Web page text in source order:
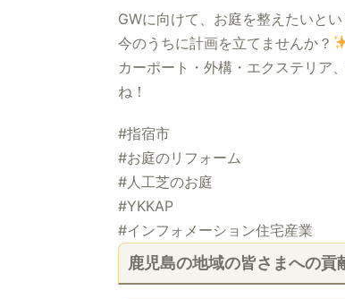
GWに向けて、お庭を整えたいと
今のうちに計画を立てませんか？
カーポート・外構・エクステリア
ね！
#指宿市
#お庭のリフォーム
#人工芝のお庭
#YKKAP
#インフォメーション住宅産業
鹿児島の地域の皆さまへの貢